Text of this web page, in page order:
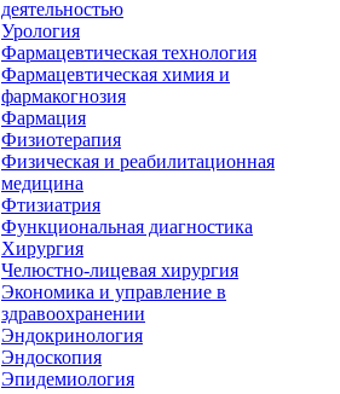
деятельностью
Урология
Фармацевтическая технология
Фармацевтическая химия и
фармакогнозия
Фармация
Физиотерапия
Физическая и реабилитационная
медицина
Фтизиатрия
Функциональная диагностика
Хирургия
Челюстно-лицевая хирургия
Экономика и управление в
здравоохранении
Эндокринология
Эндоскопия
Эпидемиология